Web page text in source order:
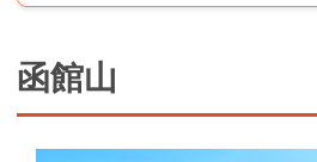
函館山